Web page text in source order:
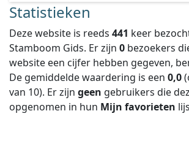
Statistieken
Deze website is reeds 441 keer
Stamboom Gids. Er zijn 0 bezoekers
website een cijfer hebben gegeven,
De gemiddelde waardering is een 0,0
van 10). Er zijn geen gebruikers die
opgenomen in hun Mijn favorieten